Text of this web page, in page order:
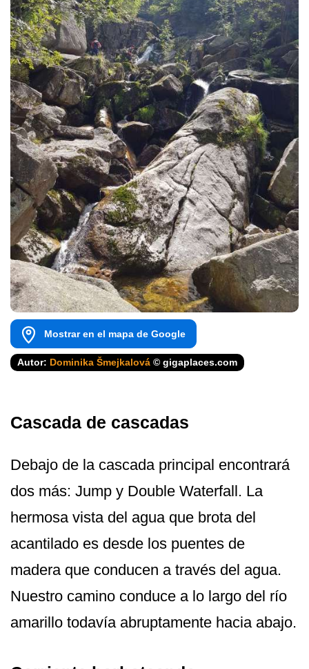
Mostrar en el mapa de Google
Autor: Dominika Šmejkalová © gigaplaces.com
Cascada de cascadas
Debajo de la cascada principal encontrará
dos más: Jump y Double Waterfall. La
hermosa vista del agua que brota del
acantilado es desde los puentes de
madera que conducen a través del agua.
Nuestro camino conduce a lo largo del río
amarillo todavía abruptamente hacia abajo.